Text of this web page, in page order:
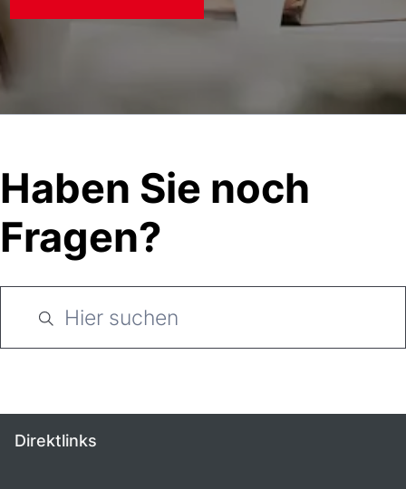
Haben Sie noch
Fragen?
Direktlinks